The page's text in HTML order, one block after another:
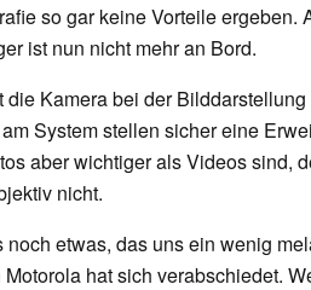
so gar keine Vorteile
ist nun nicht mehr an Bord.
die Kamera bei der
System stellen sicher eine
aber wichtiger als Videos sind,
nicht.
noch etwas, das uns ein wenig
Motorola hat sich verabschiedet.